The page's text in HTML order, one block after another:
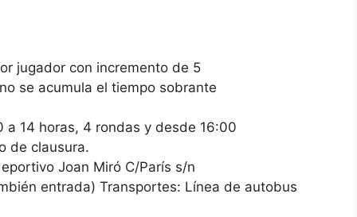
jugador con incremento de 5
se acumula el tiempo sobrante
a 14 horas, 4 rondas y desde 16:00
de clausura.
Joan Miró C/París s/n
entrada) Transportes: Línea de autobus